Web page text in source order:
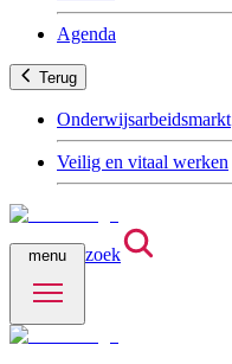
Agenda
Terug
Onderwijsarbeidsmarkt
Veilig en vitaal werken
menu zoek